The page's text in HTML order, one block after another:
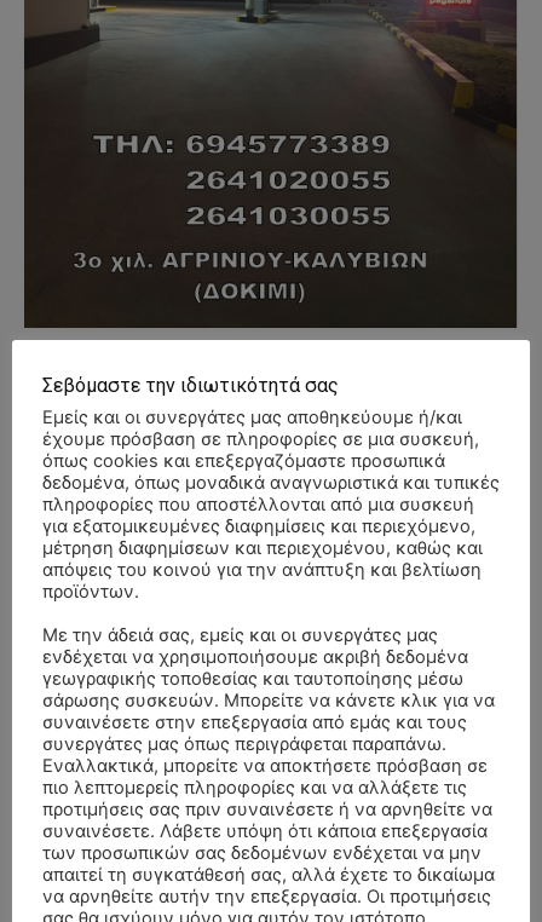
ΣΥΛΛΥΠΗΤΗΡΙΑ ΜΗΝΥΜΑΤΑ
ΠΑΝΑΓΙΩΤΗΣ IΩΑΚΕΙΜΙΔΗΣεπίΚΗΔΕΙΑ – ΔΕΥΤΕΡΑ 3/8/2026 –
ΣΠΥΡΙΔΟΥΛΑ Γ. ΣΕΪΤΑΝΙΔΟΥ ΕΤΩΝ 91
Αγγελική ΘωμουεπίΚΗΔΕΙΑ – ΔΕΥΤΕΡΑ 3/8/2026 – ΔΗΜΗΤΡΙΟΣ Σ.
Σεβόμαστε την ιδιωτικότητά σας
Εμείς και οι συνεργάτες μας αποθηκεύουμε ή/και
έχουμε πρόσβαση σε πληροφορίες σε μια συσκευή,
όπως cookies και επεξεργαζόμαστε προσωπικά
δεδομένα, όπως μοναδικά αναγνωριστικά και τυπικές
πληροφορίες που αποστέλλονται από μια συσκευή
για εξατομικευμένες διαφημίσεις και περιεχόμενο,
μέτρηση διαφημίσεων και περιεχομένου, καθώς και
απόψεις του κοινού για την ανάπτυξη και βελτίωση
προϊόντων.
Με την άδειά σας, εμείς και οι συνεργάτες μας
ενδέχεται να χρησιμοποιήσουμε ακριβή δεδομένα
γεωγραφικής τοποθεσίας και ταυτοποίησης μέσω
σάρωσης συσκευών. Μπορείτε να κάνετε κλικ για να
συναινέσετε στην επεξεργασία από εμάς και τους
συνεργάτες μας όπως περιγράφεται παραπάνω.
Εναλλακτικά, μπορείτε να αποκτήσετε πρόσβαση σε
πιο λεπτομερείς πληροφορίες και να αλλάξετε τις
προτιμήσεις σας πριν συναινέσετε ή να αρνηθείτε να
συναινέσετε. Λάβετε υπόψη ότι κάποια επεξεργασία
των προσωπικών σας δεδομένων ενδέχεται να μην
απαιτεί τη συγκατάθεσή σας, αλλά έχετε το δικαίωμα
να αρνηθείτε αυτήν την επεξεργασία. Οι προτιμήσεις